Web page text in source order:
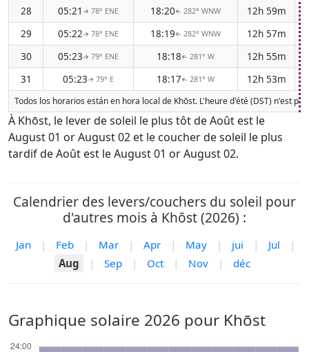
28 05:21 ↑ 78° ENE 18:20↑ 282° WNW 12h 59m
29
05:22↑ 78° ENE 18:19↑ 282° WNW 12h 57m
30
05:23↑ 79° ENE 18:18↑ 281° W 12h 55m
31
05:23↑ 79° E 18:17↑ 281° W 12h 53m
Todos los horarios están en hora local de Khōst. L'heure d'été (DST) n'est
À Khōst, le lever de soleil le plus tôt de Août est le
August 01 or August 02 et le coucher de soleil le plus
tardif de Août est le August 01 or August 02.
Calendrier des levers/couchers du soleil pour
d'autres mois à Khōst (2026) :
Jan | Feb | Mar | Apr | May | jui | Jul
|
Aug
| Sep | Oct | Nov | déc
Graphique solaire 2026 pour Khōst